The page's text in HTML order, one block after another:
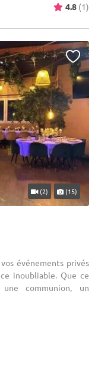
4.8 (1)
(2) (15)
événements privés
inoubliable. Que ce
communion, un